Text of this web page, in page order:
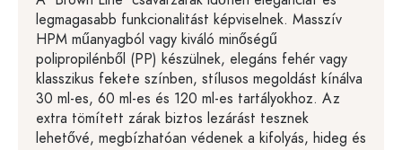
legmagasabb funkcionalitást képviselnek. Masszív
HPM műanyagból vagy kiváló minőségű
polipropilénből (PP) készülnek, elegáns fehér vagy
klasszikus fekete színben, stílusos megoldást kínálva
30 ml-es, 60 ml-es és 120 ml-es tartályokhoz. Az
extra tömített zárak biztos lezárást tesznek
lehetővé, megbízhatóan védenek a kifolyás, hideg és